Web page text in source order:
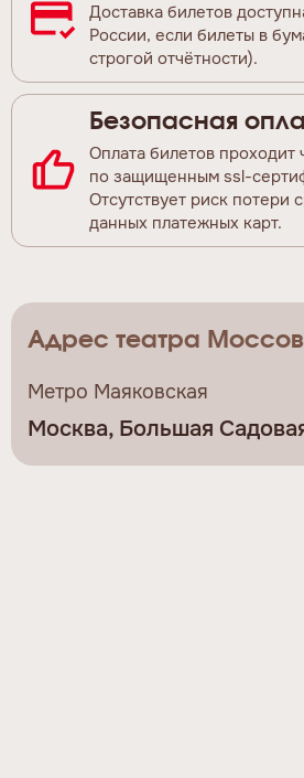
Доставка билетов
России, если билеты в
строгой отчётности).
Безопасная
Оплата билетов проходит
по защищенным ssl-
Отсутствует риск потери
данных платежных карт.
Адрес театра
Метро Маяковская
Москва, Большая Садовая